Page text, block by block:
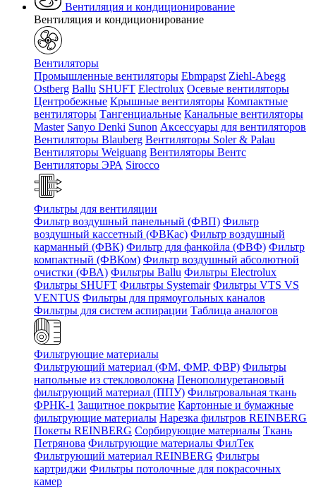
Вентиляция и кондиционирование
Вентиляция и кондиционирование
Вентиляторы
Промышленные вентиляторы Ebmpapst Ziehl-Abegg
Ostberg Ballu SHUFT Electrolux Осевые вентиляторы
Центробежные Крышные вентиляторы Компактные
вентиляторы Тангенциальные Канальные вентиляторы
Master Sanyo Denki Sunon Аксессуары для вентиляторов
Вентиляторы Blauberg Вентиляторы Soler & Palau
Вентиляторы Weiguang Вентиляторы Вентс
Вентиляторы ЭРА Sirocco
Фильтры для вентиляции
Фильтр воздушный панельный (ФВП) Фильтр
воздушный кассетный (ФВКас) Фильтр воздушный
карманный (ФВК) Фильтр для фанкойла (ФВФ) Фильтр
компактный (ФВКом) Фильтр воздушный абсолютной
очистки (ФВА) Фильтры Ballu Фильтры Electrolux
Фильтры SHUFT Фильтры Systemair Фильтры VTS VS
VENTUS Фильтры для прямоугольных каналов
Фильтры для систем аспирации Таблица аналогов
Фильтрующие материалы
Фильтрующий материал (ФМ, ФМР, ФВР) Фильтры
напольные из стекловолокна Пенополиуретановый
фильтрующий материал (ППУ) Фильтровальная ткань
ФРНК-1 Защитное покрытие Картонные и бумажные
фильтрующие материалы Нарезка фильтров REINBERG
Покеты REINBERG Сорбирующие материалы Ткань
Петрянова Фильтрующие материалы ФилТек
Фильтрующий материал REINBERG Фильтры
картриджи Фильтры потолочные для покрасочных
камер